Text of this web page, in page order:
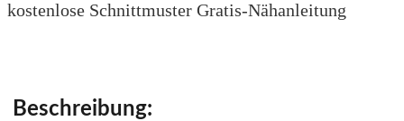
Beschreibung: